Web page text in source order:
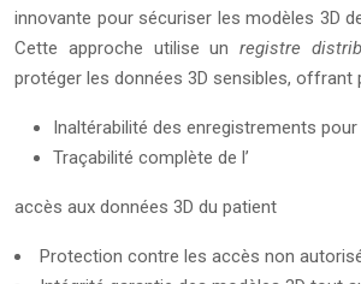
innovante pour sécuriser les modèles 3D
Cette approche utilise un registre
protéger les données 3D sensibles, offrant
Inaltérabilité des enregistrements
Traçabilité complète de l’
accès aux données 3D du patient
Protection contre les accès non